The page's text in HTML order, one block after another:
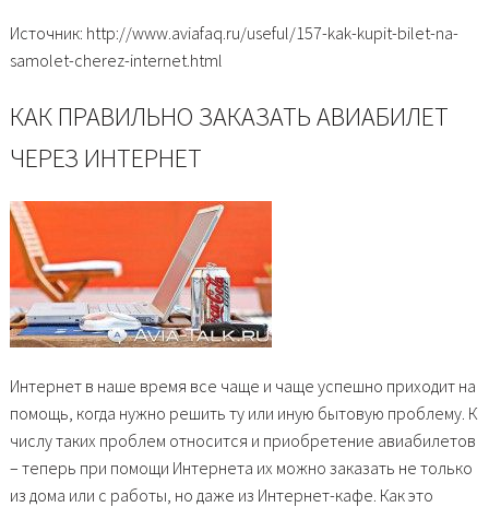
Источник: http://www.aviafaq.ru/useful/157-kak-kupit-bilet-na-
samolet-cherez-internet.html
КАК ПРАВИЛЬНО ЗАКАЗАТЬ АВИАБИЛЕТ
ЧЕРЕЗ ИНТЕРНЕТ
Интернет в наше время все чаще и чаще успешно приходит на
помощь, когда нужно решить ту или иную бытовую проблему. К
числу таких проблем относится и приобретение авиабилетов
– теперь при помощи Интернета их можно заказать не только
из дома или с работы, но даже из Интернет-кафе. Как это